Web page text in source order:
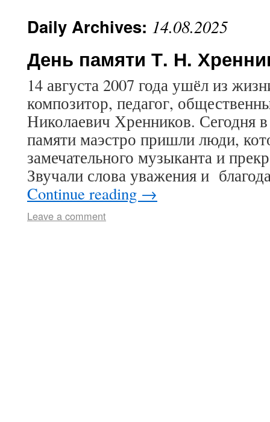
Daily Archives: 14.08.2025
День памяти Т. Н.
14 августа 2007 года ушёл из
композитор, педагог,
Николаевич Хренников. Сегодня
памяти маэстро пришли люди,
замечательного музыканта и
Звучали слова уважения и
Continue reading →
Leave a comment